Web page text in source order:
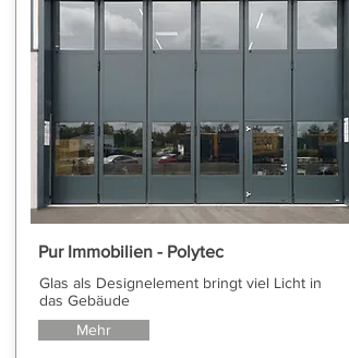
Glas als Designelement bringt viel Licht in
das Gebäude
Pur Immobilien - Polytec
Mehr